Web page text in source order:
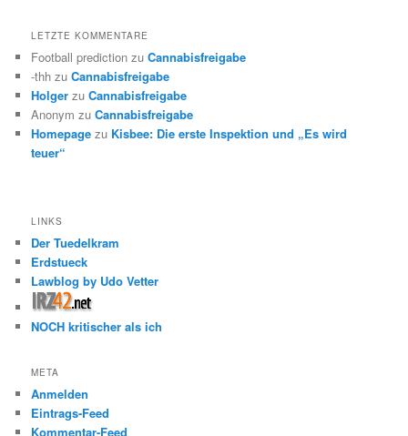
LETZTE KOMMENTARE
Football prediction zuCannabisfreigabe
-thh zuCannabisfreigabe
Holger zuCannabisfreigabe
Anonym zuCannabisfreigabe
Homepage zu Kisbee: Die erste Inspektion und „Es wird
teuer“
LINKS
Der Tuedelkram
Erdstueck
Lawblog by Udo Vetter
NOCH kritischer als ich
META
Anmelden
Eintrags-Feed
Kommentar-Feed